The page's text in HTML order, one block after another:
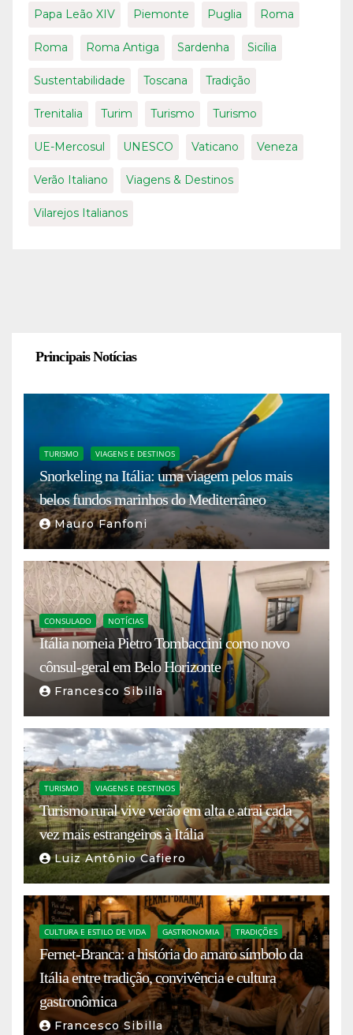
Papa Leão XIV Piemonte Puglia Roma
Roma Roma Antiga Sardenha Sicília
Sustentabilidade Toscana Tradição
Trenitalia Turim Turismo Turismo
UE-Mercosul UNESCO Vaticano Veneza
Verão Italiano Viagens & Destinos
Vilarejos Italianos
Principais Notícias
TURISMO VIAGENS E DESTINOS
Snorkeling na Itália: uma viagem pelos mais
belos fundos marinhos do Mediterrâneo
Mauro Fanfoni
CONSULADO NOTÍCIAS
Itália nomeia Pietro Tombaccini como novo
cônsul-geral em Belo Horizonte
Francesco Sibilla
TURISMO VIAGENS E DESTINOS
Turismo rural vive verão em alta e atrai cada
vez mais estrangeiros à Itália
Luiz Antônio Cafiero
CULTURA E ESTILO DE VIDA GASTRONOMIA TRADIÇÕES
Fernet-Branca: a história do amaro símbolo da
Itália entre tradição, convivência e cultura
gastronômica
Francesco Sibilla